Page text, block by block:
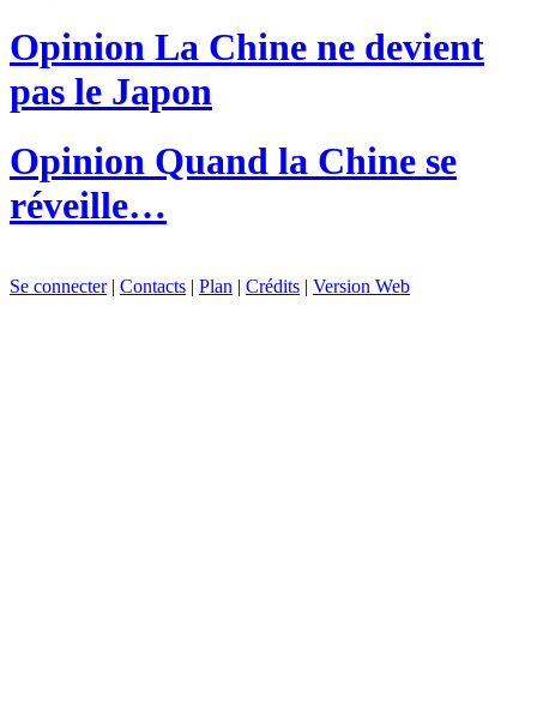
Opinion La Chine ne devient
pas le Japon
Opinion Quand la Chine se
réveille…
Se connecter| Contacts | Plan | Crédits | Version Web